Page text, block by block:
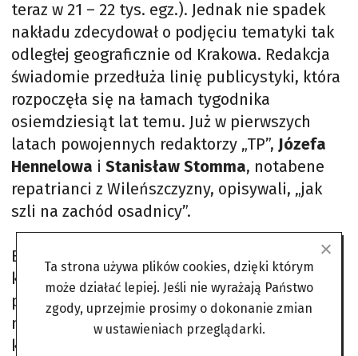
teraz w 21 – 22 tys. egz.). Jednak nie spadek
nakładu zdecydował o podjęciu tematyki tak
odległej geograficznie od Krakowa. Redakcja
świadomie przedłuża linię publicystyki, która
rozpoczęła się na łamach tygodnika
osiemdziesiąt lat temu. Już w pierwszych
latach powojennych redaktorzy „TP”, Józefa
Hennelowa i Stanisław Stomma, notabene
repatrianci z Wileńszczyzny, opisywali, „jak
szli na zachód osadnicy”.
Bilans zasiedlenia Ziem Zachodnich,
kształtowanie się lokalnych tożsamości,
powojennej pamięci i przemian, jakie zaszły
na tych ziemiach po roku 1989, stanowiły
kanwę panelowych rozważań. Rozmowy
Ta strona używa plików cookies, dzięki którym
może działać lepiej. Jeśli nie wyrażają Państwo
zgody, uprzejmie prosimy o dokonanie zmian
w ustawieniach przeglądarki.